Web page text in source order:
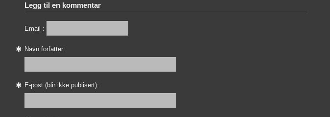
Legg til en kommentar
Email :
Navn forfatter :
E-post (blir ikke publisert):